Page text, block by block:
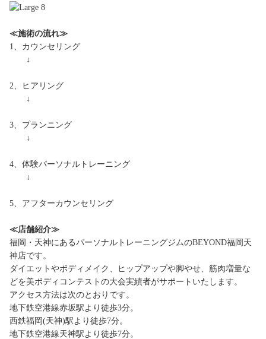
≪施術の流れ≫
1、カウンセリング
↓
2、ヒアリング
↓
3、プランニング
↓
4、体験パーソナルトレーニング
↓
5、アフターカウンセリング
≪店舗紹介≫
福岡・天神にあるパーソナルトレーニングジムのBEYOND福岡天
神店です。
ダイエットやボディメイク、ヒップアップや脚やせ、筋肉増量な
どを美ボディコンテストの大会実績者がサポートいたします。
アクセス方法は次のとおりです。
地下鉄空港線赤坂駅より徒歩3分。
西鉄福岡(天神)駅より徒歩7分。
地下鉄空港線天神駅より徒歩7分。